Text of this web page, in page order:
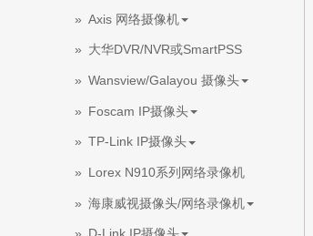
Axis 网络摄像机
大华DVR/NVR或SmartPSS
Wansview/Galayou 摄像头
Foscam IP摄像头
TP-Link IP摄像头
Lorex N910系列网络录像机
海康威视摄像头/网络录像机